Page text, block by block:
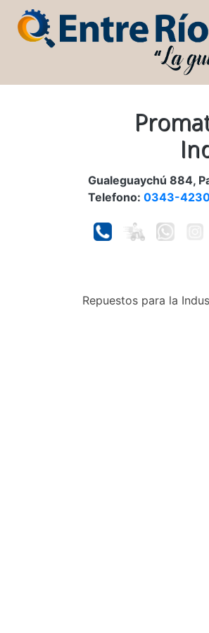
Gualeguaychú 884,
Telefono: 0343-
Repuestos para la